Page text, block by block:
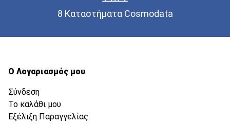
8 Καταστήματα Cosmodata
Ο Λογαριασμός μου
Σύνδεση
Το καλάθι μου
Εξέλιξη Παραγγελίας